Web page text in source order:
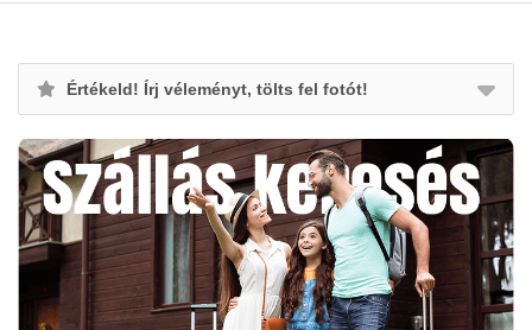
Értékeld! Írj véleményt, tölts fel fotót!